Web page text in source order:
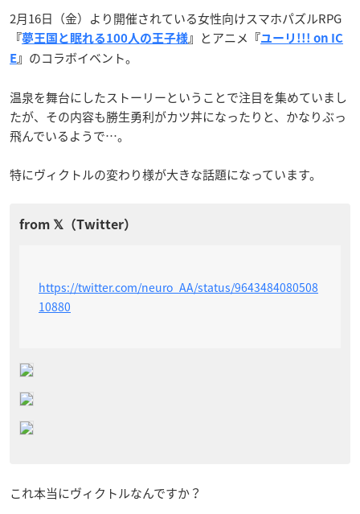
2月16日（金）より開催されている女性向けスマホパズルRPG
『夢王国と眠れる100人の王子様 』 とアニメ 『ユーリ!!! on IC
E 』 のコラボイベント。
温泉を舞台にしたストーリーということで注目を集めていまし
たが、その内容も勝生勇利がカツ丼になったりと、かなりぶっ
飛んでいるようで…。
特にヴィクトルの変わり様が大きな話題になっています。
https://twitter.com/neuro_AA/status/9643484080508
10880
これ本当にヴィクトルなんですか？